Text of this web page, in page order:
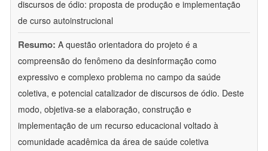
discursos de ódio: proposta de produção e implementação
de curso autoinstrucional
Resumo: A questão orientadora do projeto é a
compreensão do fenômeno da desinformação como
expressivo e complexo problema no campo da saúde
coletiva, e potencial catalizador de discursos de ódio. Deste
modo, objetiva-se a elaboração, construção e
implementação de um recurso educacional voltado à
comunidade acadêmica da área de saúde coletiva